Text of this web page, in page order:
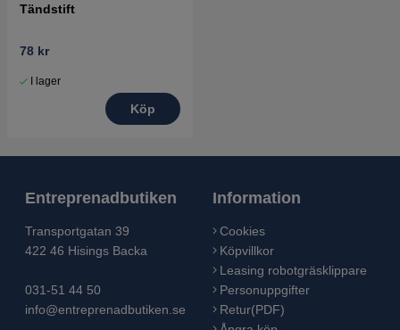
Tändstift
78 kr
I lager
Köp
Entreprenadbutiken
Transportgatan 39
422 46 Hisings Backa
031-51 44 50
info@entreprenadbutiken.se
Information
Cookies
Köpvillkor
Leasing robotgräsklippare
Personuppgifter
Retur(PDF)